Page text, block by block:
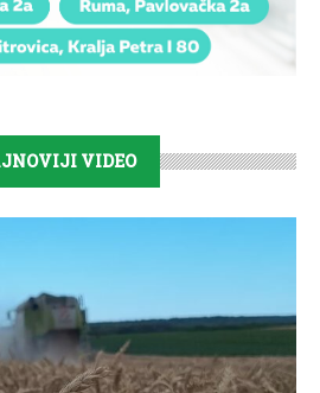
VIDEO